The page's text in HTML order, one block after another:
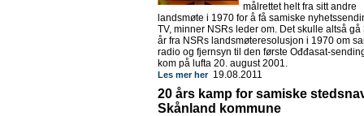
målrettet helt fra sitt andre
landsmøte i 1970 for å få samiske
TV, minner NSRs leder om. Det skulle altså gå
år fra NSRs landsmøteresolusjon i 1970 om
radio og fjernsyn til den første Ođđasat-
kom på lufta 20. august 2001.
Les mer her19.08.2011
20 års kamp for samiske
Skånland kommune